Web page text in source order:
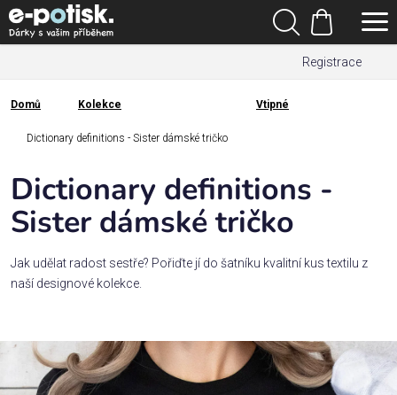
Přejít
na
obsah
Registrace
Hledat
Nákupní
košík
Kategorie
Dárek
pro
Rodina
/
Povolání,
zájmy a
sport
Domů
Domů Kolekce Vtipné
Dictionary definitions - Sister dámské tričko
Dictionary definitions -
Sister dámské tričko
Jak udělat radost sestře? Pořiďte jí do šatníku kvalitní kus textilu z
naší designové kolekce.